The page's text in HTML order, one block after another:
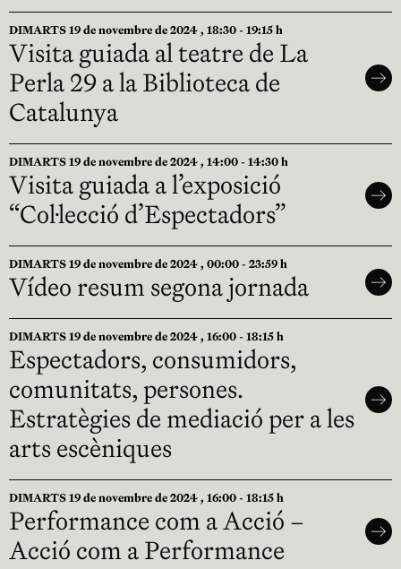
DIMARTS 19 de novembre de 2024 , 18:30 - 19:15 h
Visita guiada al teatre de La
Perla 29 a la Biblioteca de
Catalunya
DIMARTS 19 de novembre de 2024 , 14:00 - 14:30 h
Visita guiada a l’exposició
“Col·lecció d’Espectadors”
DIMARTS 19 de novembre de 2024 , 00:00 - 23:59 h
Vídeo resum segona jornada
DIMARTS 19 de novembre de 2024 , 16:00 - 18:15 h
Espectadors, consumidors,
comunitats, persones.
Estratègies de mediació per a les
arts escèniques
DIMARTS 19 de novembre de 2024 , 16:00 - 18:15 h
Performance com a Acció –
Acció com a Performance